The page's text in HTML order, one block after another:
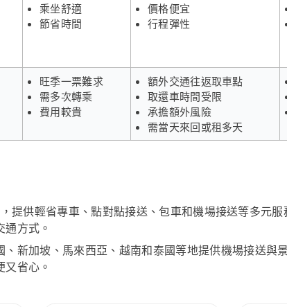
乘坐舒適
節省時間
價格便宜
行程彈性
旺季一票難求
需多次轉乘
費用較貴
額外交通往返取車點
取還車時間受限
承擔額外風險
需當天來回或租多天
提供輕省專車、點對點接送、包車和機場接送等多元服
方式。
新加坡、馬來西亞、越南和泰國等地提供機場接送與
省心。